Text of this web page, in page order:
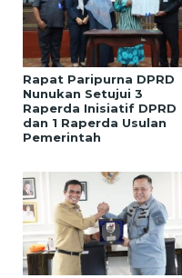
Rapat Paripurna DPRD
Nunukan Setujui 3
Raperda Inisiatif DPRD
dan 1 Raperda Usulan
Pemerintah